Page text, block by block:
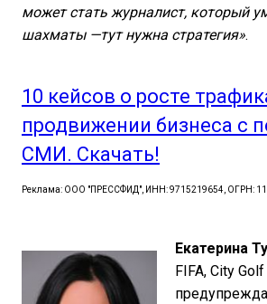
может стать журналист, который
шахматы —тут нужна стратегия».
10 кейсов о росте
продвижении бизнеса с
СМИ. Скачать!
Реклама: ООО "ПРЕССФИД", ИНН: 9715219654, ОГРН:
Екатерина
FIFA, City